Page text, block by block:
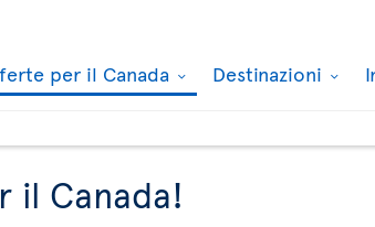
per il Canada Destinazioni
il Canada!